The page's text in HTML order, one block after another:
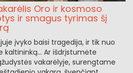
Oro ir kosmoso
ir smagus tyrimas šį
įvyko baisi tragedija, ir tik nuo
kaltininką... Ar išdrįstumėte
vakarėlyje, surengtame